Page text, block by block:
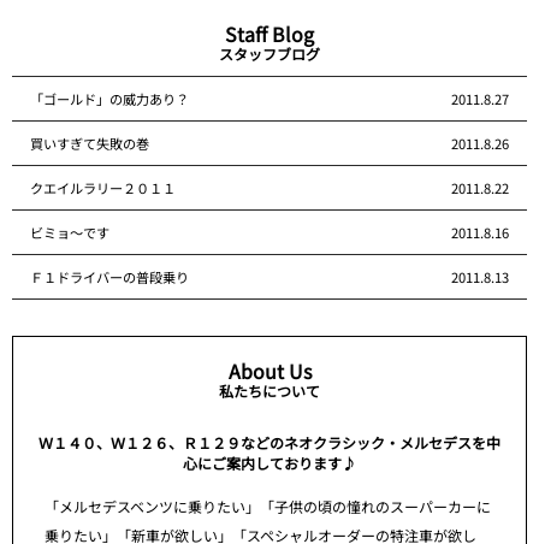
Staff Blog
スタッフブログ
「ゴールド」の威力あり？ 2011.8.27
買いすぎて失敗の巻 2011.8.26
クエイルラリー２０１１ 2011.8.22
ビミョ～です 2011.8.16
Ｆ１ドライバーの普段乗り 2011.8.13
About Us
私たちについて
Ｗ１４０、Ｗ１２６、Ｒ１２９などのネオクラシック・メルセデスを中
心にご案内しております♪
「メルセデスベンツに乗りたい」「子供の頃の憧れのスーパーカーに
乗りたい」「新車が欲しい」「スペシャルオーダーの特注車が欲し